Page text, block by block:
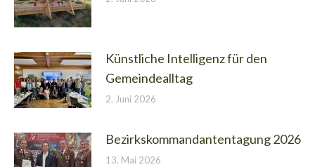
Künstliche Intelligenz für den
Gemeindealltag
2. Juni 2026
Bezirkskommandantentagung 2026
13. Mai 2026